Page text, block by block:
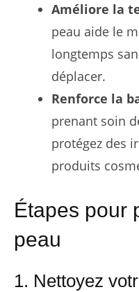
Améliore la
peau aide le
longtemps
déplacer.
Renforce la
prenant soin
protégez des
produits
Étapes pour
peau
1. Nettoyez